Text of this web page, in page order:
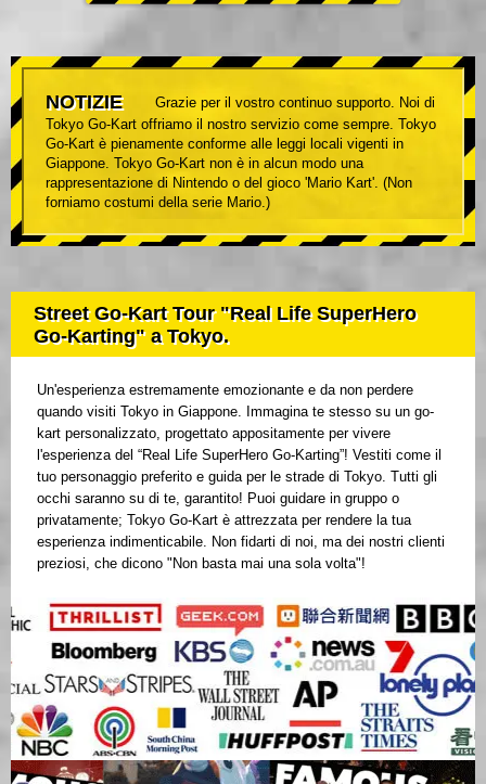
NOTIZIE
Grazie per il vostro continuo supporto. Noi di
Tokyo Go-Kart offriamo il nostro servizio come sempre. Tokyo
Go-Kart è pienamente conforme alle leggi locali vigenti in
Giappone. Tokyo Go-Kart non è in alcun modo una
rappresentazione di Nintendo o del gioco 'Mario Kart'. (Non
forniamo costumi della serie Mario.)
Street Go-Kart Tour "Real Life SuperHero
Go-Karting" a Tokyo.
Un'esperienza estremamente emozionante e da non perdere
quando visiti Tokyo in Giappone. Immagina te stesso su un go-
kart personalizzato, progettato appositamente per vivere
l'esperienza del “Real Life SuperHero Go-Karting”! Vestiti come il
tuo personaggio preferito e guida per le strade di Tokyo. Tutti gli
occhi saranno su di te, garantito! Puoi guidare in gruppo o
privatamente; Tokyo Go-Kart è attrezzata per rendere la tua
esperienza indimenticabile. Non fidarti di noi, ma dei nostri clienti
preziosi, che dicono "Non basta mai una sola volta"!